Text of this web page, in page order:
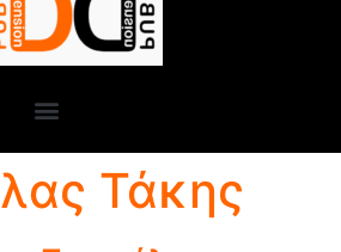
Τάκης